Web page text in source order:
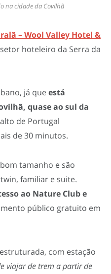
na cidade da Covilhã
– Wool Valley Hotel &
hoteleiro da Serra da
já queestá
quase ao sul da
de Portugal
de 30 minutos.
tamanho e são
familiar e suite.
ao Nature Club e
público gratuito em
com estação
viajar de trem a partir de